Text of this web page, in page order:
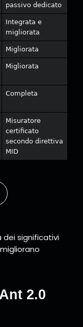
passivo dedicato
Integrata e
migliorata
Migliorata
Migliorata
Completa
Misuratore
certificato
secondo direttiva
MID
dei significativi
Ant 2.0